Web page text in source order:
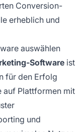
Conversion-
erheblich und
auswählen
Software ist
für den Erfolg
auf Plattformen mit
und